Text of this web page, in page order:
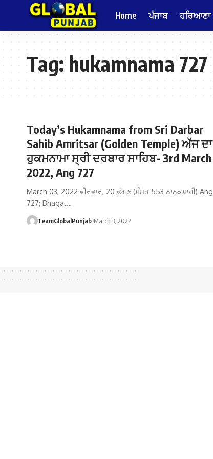
Home ਪੰਜਾਬ ਹਰਿਆਣਾ
Tag:hukamnama 727
Today’s Hukamnama from Sri Darbar
Sahib Amritsar (Golden Temple) ਅੱਜ ਦਾ
ਹੁਕਮਨਾਮਾ ਸ੍ਰੀ ਦਰਬਾਰ ਸਾਹਿਬ- 3rd March
2022, Ang 727
March 03, 2022 ਵੀਰਵਾਰ, 20 ਫੱਗਣ (ਸੰਮਤ 553 ਨਾਨਕਸ਼ਾਹੀ) Ang
727; Bhagat…
TeamGlobalPunjab March 3, 2022